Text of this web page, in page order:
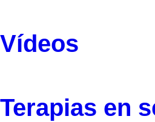
Vídeos
Terapias en